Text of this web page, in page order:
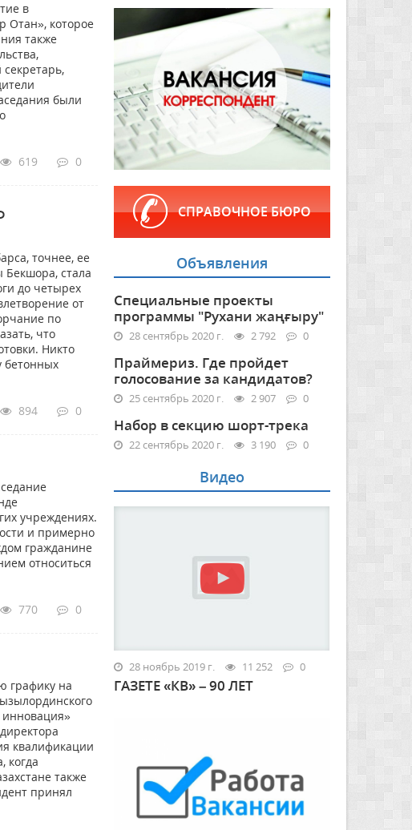
в
Отан», которое
также
были
619 0
точнее, ее
Бекшора, стала
до четырех
от
по
что
Никто
бетонных
894 0
учреждениях.
и примерно
гражданине
относиться
770 0
графику на
инновация»
квалификации
когда
также
принял
СПРАВОЧНОЕ БЮРО
Объявления
Специальные проекты
программы "Рухани жаңғыру"
28 сентябрь 2020 г. 2 792 0
Праймериз. Где пройдет
голосование за кандидатов?
25 сентябрь 2020 г. 2 907 0
Набор в секцию шорт-трека
22 сентябрь 2020 г. 3 190 0
Видео
28 ноябрь 2019 г. 11 252 0
ГАЗЕТЕ «КВ» – 90 ЛЕТ